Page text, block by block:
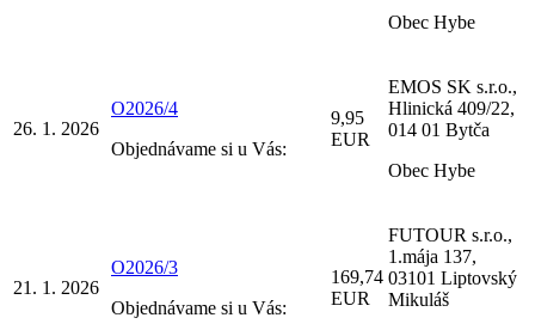
Obec Hybe
26. 1. 2026
O2026/4
Objednávame si u Vás:
9,95
EUR
EMOS SK s.r.o.,
Hlinická 409/22,
014 01 Bytča
Obec Hybe
21. 1. 2026
O2026/3
Objednávame si u Vás:
169,74
EUR
FUTOUR s.r.o.,
1.mája 137,
03101 Liptovský
Mikuláš